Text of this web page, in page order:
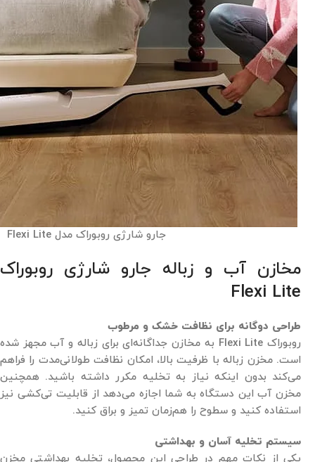
جارو شارژی روبوراک مدل Flexi Lite
مخازن آب و زباله جارو شارژی روبوراک
Flexi Lite
طراحی دوگانه برای نظافت خشک و مرطوب
روبوراک Flexi Lite به مخازن جداگانه‌ای برای زباله و آب مجهز شده
است. مخزن زباله با ظرفیت بالا، امکان نظافت طولانی‌مدت را فراهم
می‌کند بدون اینکه نیاز به تخلیه مکرر داشته باشید. همچنین
مخزن آب این دستگاه به شما اجازه می‌دهد از قابلیت تی‌کشی نیز
استفاده کنید و سطوح را هم‌زمان تمیز و براق کنید.
سیستم تخلیه آسان و بهداشتی